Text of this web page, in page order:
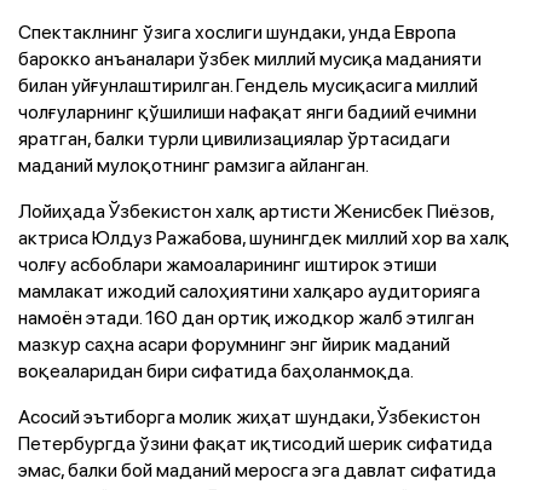
Спектаклнинг ўзига хослиги шундаки, унда Европа
барокко анъаналари ўзбек миллий мусиқа маданияти
билан уйғунлаштирилган. Гендель мусиқасига миллий
чолғуларнинг қўшилиши нафақат янги бадиий ечимни
яратган, балки турли цивилизациялар ўртасидаги
маданий мулоқотнинг рамзига айланган.
Лойиҳада Ўзбекистон халқ артисти Женисбек Пиёзов,
актриса Юлдуз Ражабова, шунингдек миллий хор ва халқ
чолғу асбоблари жамоаларининг иштирок этиши
мамлакат ижодий салоҳиятини халқаро аудиторияга
намоён этади. 160 дан ортиқ ижодкор жалб этилган
мазкур саҳна асари форумнинг энг йирик маданий
воқеаларидан бири сифатида баҳоланмоқда.
Асосий эътиборга молик жиҳат шундаки, Ўзбекистон
Петербургда ўзини фақат иқтисодий шерик сифатида
эмас, балки бой маданий меросга эга давлат сифатида